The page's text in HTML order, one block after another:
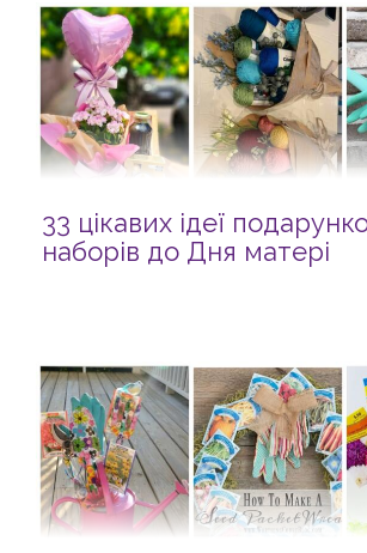
33 цікавих ідеї
наборів до Дня матері